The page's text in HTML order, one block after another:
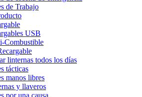
de Trabajo
USB
Combustible
linternas todos los días
tácticas
manos libres
y llaveros
por una causa